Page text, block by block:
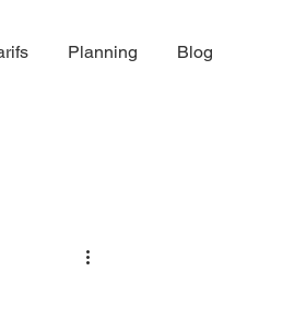
Planning Blog